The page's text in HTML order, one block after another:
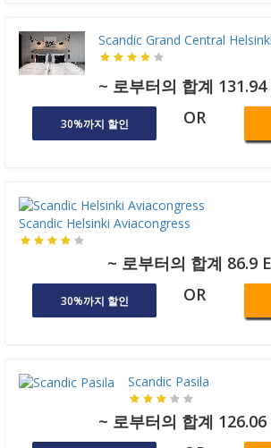
Scandic Grand Central Helsinki
~ 로부터의 합계 131.94
30%까지 할인 OR
Scandic Helsinki Aviacongress
~ 로부터의 합계 86.9
30%까지 할인 OR
Scandic Pasila
~ 로부터의 합계 126.06